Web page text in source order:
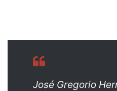
José Gregorio